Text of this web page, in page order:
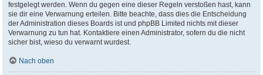
festgelegt werden. Wenn du gegen eine dieser Regeln verstoßen hast, kann
sie dir eine Verwarnung erteilen. Bitte beachte, dass dies die Entscheidung
der Administration dieses Boards ist und phpBB Limited nichts mit dieser
Verwarnung zu tun hat. Kontaktiere einen Administrator, sofern du die nicht
sicher bist, wieso du verwarnt wurdest.
Nach oben